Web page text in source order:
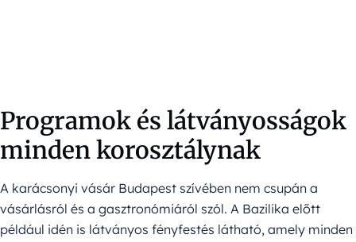
Programok és látványosságok
minden korosztálynak
A karácsonyi vásár Budapest szívében nem csupán a
vásárlásról és a gasztronómiáról szól. A Bazilika előtt
például idén is látványos fényfestés látható, amely minden